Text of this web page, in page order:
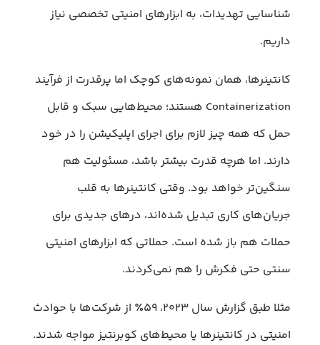
شناسایی تهدیدات، به ابزارهای امنیتی تخصصی نیاز
داریم.
کانتینرها، همان نمونه‌های کوچک اما پرقدرت از فرآیند
Containerization هستند؛ محیط‌هایی سبک و قابل
حمل که همه چیز لازم برای اجرای اپلیکیشن را در خود
دارند. اما هرچه قدرت بیشتر باشد، مسئولیت هم
سنگین‌تر خواهد بود. وقتی کانتینرها به قلب
جریان‌های کاری تبدیل شده‌اند، درهای جدیدی برای
حملات هم باز شده‌ است. حملاتی که ابزارهای امنیتی
سنتی حتی فکرش را هم نمی‌کردند.
مثلا طبق گزارش سال ۲۰۲۳، ۵۹٪ از شرکت‌ها با حوادث
امنیتی در کانتینرها یا محیط‌های کوبرنتیز مواجه شدند.